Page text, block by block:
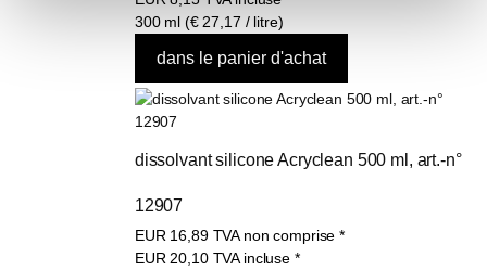
300 ml (€ 27,17 / litre)
dissolvant silicone Acryclean 500 ml, art.-n°
12907
EUR 16,89 TVA non comprise *
EUR 20,10 TVA incluse *